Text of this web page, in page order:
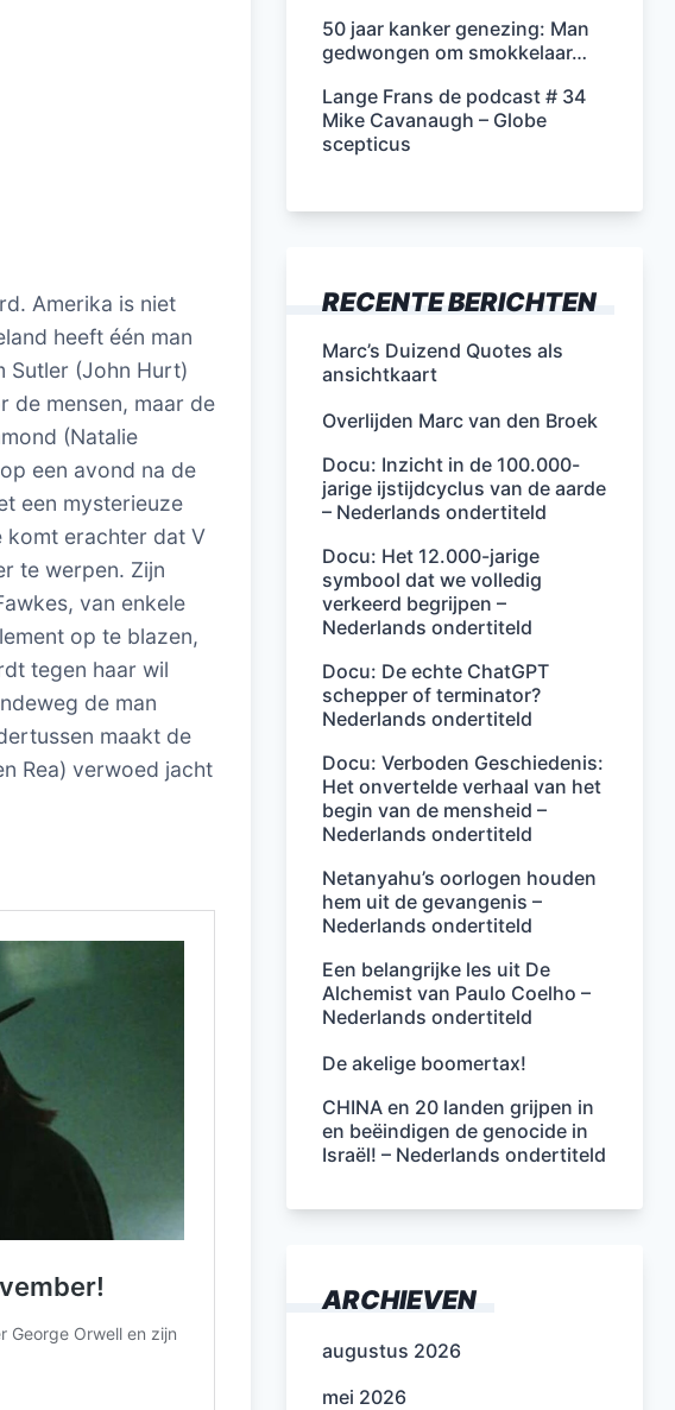
Amerika is niet
heeft één man
Sutler (John Hurt)
de mensen, maar de
(Natalie
een avond na de
een mysterieuze
komt erachter dat V
te werpen. Zijn
van enkele
op te blazen,
tegen haar wil
de man
maakt de
Rea) verwoed jacht
50 jaar kanker genezing: Man
gedwongen om smokkelaar…
Lange Frans de podcast # 34
Mike Cavanaugh – Globe
scepticus
RECENTE BERICHTEN
Marc’s Duizend Quotes als
ansichtkaart
Overlijden Marc van den Broek
Docu: Inzicht in de 100.000-
jarige ijstijdcyclus van de aarde
– Nederlands ondertiteld
Docu: Het 12.000-jarige
symbool dat we volledig
verkeerd begrijpen –
Nederlands ondertiteld
Docu: De echte ChatGPT
schepper of terminator?
Nederlands ondertiteld
Docu: Verboden Geschiedenis:
Het onvertelde verhaal van het
begin van de mensheid –
Nederlands ondertiteld
Netanyahu’s oorlogen houden
hem uit de gevangenis –
Nederlands ondertiteld
Een belangrijke les uit De
Alchemist van Paulo Coelho –
Nederlands ondertiteld
De akelige boomertax!
CHINA en 20 landen grijpen in
en beëindigen de genocide in
Israël! – Nederlands ondertiteld
ARCHIEVEN
augustus 2026
mei 2026